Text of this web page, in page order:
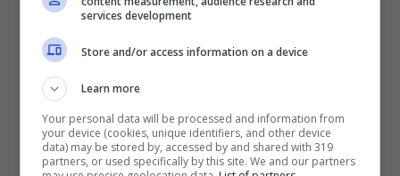
dall’estetista? Semplicissimo ci servirà un
righello! Si hai letto bene. Va benissimo
anche un pennello sottile o una matita.
Mettiti poi davanti allo specchio e guarda
bene il viso e le sopracciglia senza trucco.
services development
Store and/or access information on a device
Learn more
Your personal data will be processed and information from
your device (cookies, unique identifiers, and other device
data) may be stored by, accessed by and shared with 319
partners, or used specifically by this site. We and our partners